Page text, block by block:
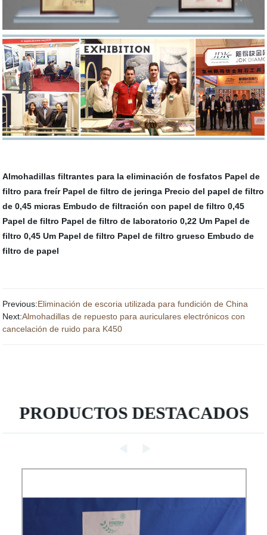
Almohadillas filtrantes para la eliminación de fosfatos Papel de
filtro para freír Papel de filtro de jeringa Precio del papel de filtro
de 0,45 micras Embudo de filtración con papel de filtro 0,45
Papel de filtro Papel de filtro de laboratorio 0,22 Um Papel de
filtro 0,45 Um Papel de filtro Papel de filtro grueso Embudo de
filtro de papel
Previous:Eliminación de escoria utilizada para fundición de China
Next:Almohadillas de repuesto para auriculares electrónicos con
cancelación de ruido para K450
PRODUCTOS DESTACADOS